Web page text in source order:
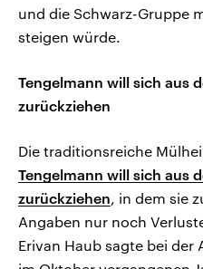
und die Schwarz-Gruppe
steigen würde.
Tengelmann will sich aus
zurückziehen
Die traditionsreiche
Tengelmann will sich aus
zurückziehen, in dem sie
Angaben nur noch
Erivan Haub sagte bei der